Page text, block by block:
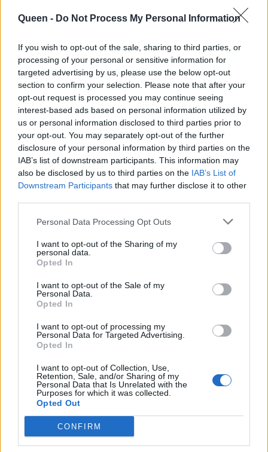
Queen - Do Not Process My Personal Information
If you wish to opt-out of the sale, sharing to third parties, or
processing of your personal or sensitive information for
targeted advertising by us, please use the below opt-out
section to confirm your selection. Please note that after your
opt-out request is processed you may continue seeing
interest-based ads based on personal information utilized by
us or personal information disclosed to third parties prior to
your opt-out. You may separately opt-out of the further
disclosure of your personal information by third parties on the
IAB’s list of downstream participants. This information may
also be disclosed by us to third parties on the IAB’s List of
Downstream Participants that may further disclose it to other
Personal Data Processing Opt Outs
I want to opt-out of the Sharing of my
personal data.
Opted In
I want to opt-out of the Sale of my
Personal Data.
Opted In
I want to opt-out of processing my
Personal Data for Targeted Advertising.
Opted In
I want to opt-out of Collection, Use,
Retention, Sale, and/or Sharing of my
Personal Data that Is Unrelated with the
Purposes for which it was collected.
Opted Out
CONFIRM
O Στέλιος
Κουδουνάρης
γιόρτασε τα 10
χρόνια στον χώρο της
μόδας με ένα
φαντασμαγορικό
fashion show